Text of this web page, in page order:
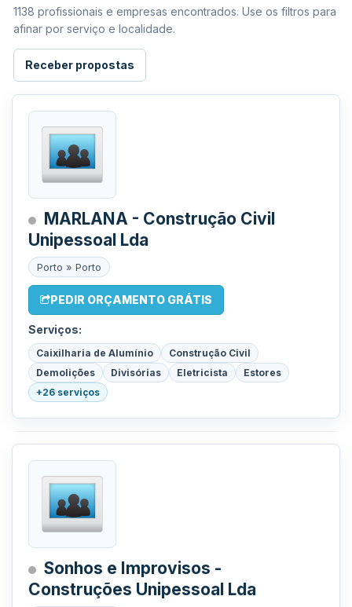
1138 profissionais e empresas encontrados. Use os filtros para
afinar por serviço e localidade.
Receber propostas
MARLANA - Construção Civil
Unipessoal Lda
Porto » Porto
PEDIR ORÇAMENTO GRÁTIS
Serviços:
Caixilharia de Alumínio
Construção Civil
Demolições
Divisórias Eletricista
Estores
+26 serviços
Sonhos e Improvisos -
Construções Unipessoal Lda